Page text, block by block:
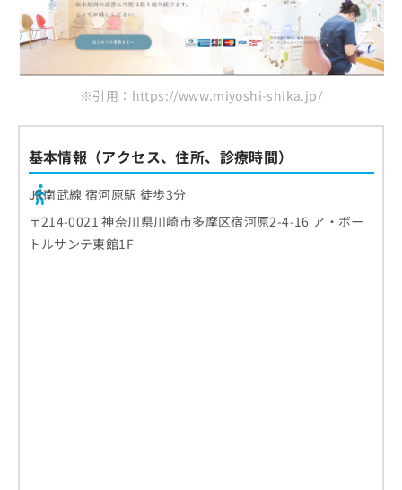
※引用：https://www.miyoshi-shika.jp/
基本情報（アクセス、住所、診療時間）
JR南武線 宿河原駅 徒歩3分
〒214-0021 神奈川県川崎市多摩区宿河原2-4-16 ア・ボー
トルサンテ東館1F
そ
の
問
合
わ
せ
ち